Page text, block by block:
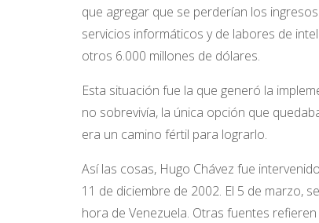
que agregar que se perderían los
servicios informáticos y de labores de
otros 6.000 millones de dólares.
Esta situación fue la que generó la
no sobrevivía, la única opción que
era un camino fértil para lograrlo.
Así las cosas, Hugo Chávez fue
11 de diciembre de 2002. El 5 de marzo,
hora de Venezuela. Otras fuentes